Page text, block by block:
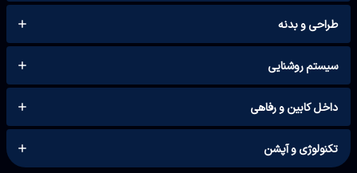
طراحی و بدنه
سیستم روشنایی
داخل کابین و رفاهی
تکنولوژی و آپشن